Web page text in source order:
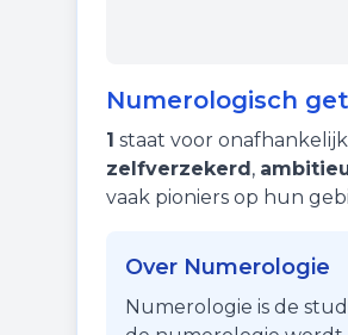
Numerologisch
1 staat voor
zelfverzekerd,
vaak pioniers op hun
Over Numerologie
Numerologie is de